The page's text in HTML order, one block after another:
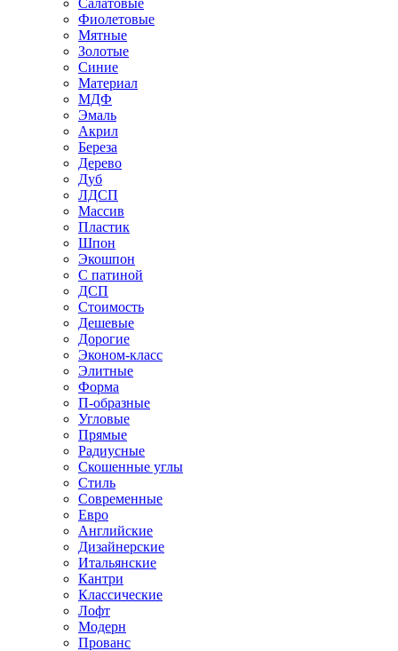
Салатовые
Фиолетовые
Мятные
Золотые
Синие
Материал
МДФ
Эмаль
Акрил
Береза
Дерево
Дуб
ЛДСП
Массив
Пластик
Шпон
Экошпон
С патиной
ДСП
Стоимость
Дешевые
Дорогие
Эконом-класс
Элитные
Форма
П-образные
Угловые
Прямые
Радиусные
Скошенные углы
Стиль
Современные
Евро
Английские
Дизайнерские
Итальянские
Кантри
Классические
Лофт
Модерн
Прованс